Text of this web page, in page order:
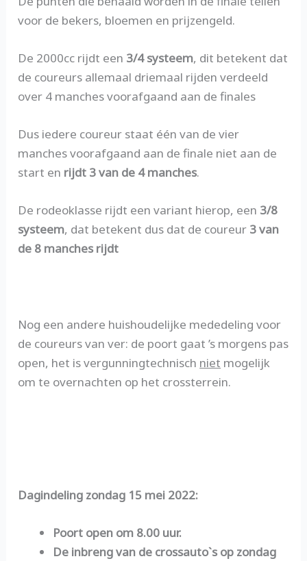
voor de bekers, bloemen en prijzengeld.
De 2000cc rijdt een 3/4 systeem, dit betekent dat
de coureurs allemaal driemaal rijden verdeeld
over 4 manches voorafgaand aan de finales
Dus iedere coureur staat één van de vier
manches voorafgaand aan de finale niet aan de
start en rijdt 3 van de 4 manches.
De rodeoklasse rijdt een variant hierop, een 3/8
systeem, dat betekent dus dat de coureur 3 van
de 8 manches rijdt
Nog een andere huishoudelijke mededeling voor
de coureurs van ver: de poort gaat ’s morgens pas
open, het is vergunningtechnisch niet mogelijk
om te overnachten op het crossterrein.
Dagindeling zondag 15 mei 2022:
Poort open om 8.00 uur.
De inbreng van de crossauto`s op zondag